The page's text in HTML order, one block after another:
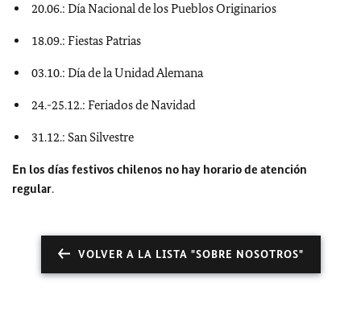
20.06.: Día Nacional de los Pueblos Originarios
18.09.: Fiestas Patrias
03.10.: Día de la Unidad Alemana
24.-25.12.: Feriados de Navidad
31.12.: San Silvestre
En los días festivos chilenos no hay horario de atención
regular.
VOLVER A LA LISTA "SOBRE NOSOTROS"